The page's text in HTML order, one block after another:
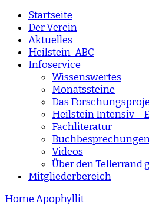
Startseite
Der Verein
Aktuelles
Heilstein-ABC
Infoservice
Wissenswertes
Monatssteine
Das
Heilstein Intensiv –
Fachliteratur
Videos
Über den Tellerrand
Mitgliederbereich
HomeApophyllit